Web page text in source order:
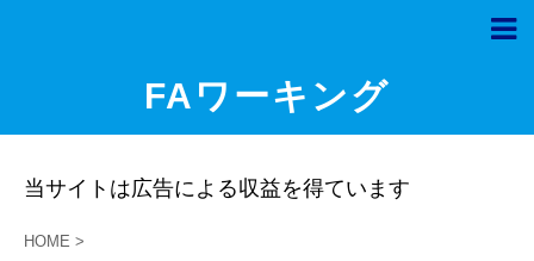
FAワーキング
当サイトは広告による収益を得ています
HOME >